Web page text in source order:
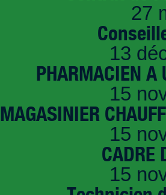
27
13
PHARMACIEN A
15
MAGASINIER
15
CADRE
15